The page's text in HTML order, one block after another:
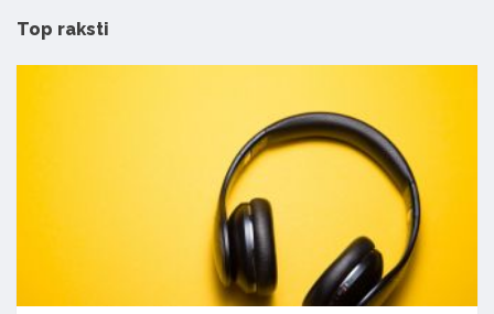
Top raksti